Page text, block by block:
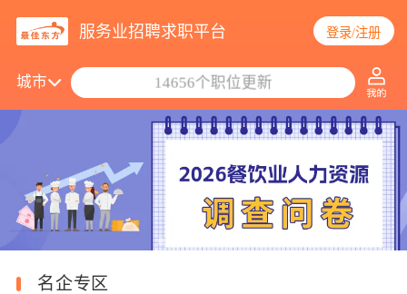
服务业招聘求职平台 登录/注册
城市
14656个职位更新
名企专区